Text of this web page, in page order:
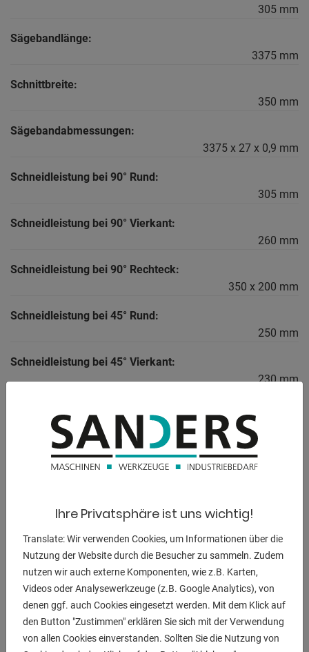
305 mm
Sägebandlänge:
3375 mm
Schnittbreite:
350 mm
Sägebandabmessungen:
3375 x 27 x 0,9 mm
Schneidleistung bei 90° Rund:
305 mm
Schneidleistung bei 90° Vierkant:
260 mm
Schneidleistung bei 90° Rechteck:
350 x 200 mm
Schneidleistung bei 45° Rund:
250 mm
Schneidleistung bei 45° Vierkant:
230 mm
230 x 200 mm
Schneidleistung bei 60° rund:
Gesamtleistungsbedarf:
1,5 / 1,8 kW
Maschinengewicht ca.:
Ihre Privatsphäre ist uns wichtig!
Translate: Wir verwenden Cookies, um Informationen über die
Nutzung der Website durch die Besucher zu sammeln. Zudem
nutzen wir auch externe Komponenten, wie z.B. Karten,
Videos oder Analysewerkzeuge (z.B. Google Analytics), von
denen ggf. auch Cookies eingesetzt werden. Mit dem Klick auf
den Button "Zustimmen" erklären Sie sich mit der Verwendung
von allen Cookies einverstanden. Sollten Sie die Nutzung von